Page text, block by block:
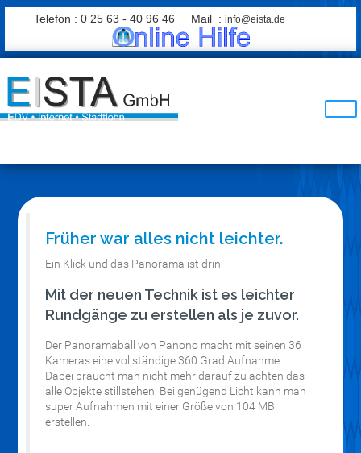
Telefon : 0 25 63 - 40 96 46 Mail : info@eista.de
Früher war alles nicht leichter.
Ein Klick und das Panorama ist drin.
Mit der neuen Technik ist es leichter
Rundgänge zu erstellen als je zuvor.
Der Panoramaball von Panono macht mit seinen 36
Kameras eine vollständige 360 Grad Aufnahme.
Dabei braucht man nicht mehr darauf zu achten das
alle Objekte stillstehen. Bei genügend Licht kann man
super Aufnahmen mit einer Größe von 104 MB
erstellen.